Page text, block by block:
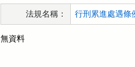
法規名稱： 行刑累進處遇條
無資料